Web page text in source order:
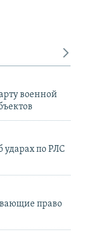
военной
ударах по РЛС
право